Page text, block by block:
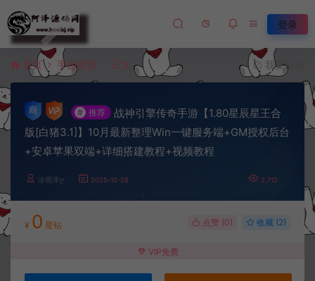
登录
首页 手游资源 正文 我要投稿
# 推荐
战神引擎传奇手游【1.80星辰星王合
版[白猪3.1]】10月最新整理Win一键服务端+GM授权后台
+安卓苹果双端+详细搭建教程+视频教程
冷雨泽ღ 2025-10-28 2,712
¥ 0 星钻 点赞 (0) 收藏 (2)
VIP免费